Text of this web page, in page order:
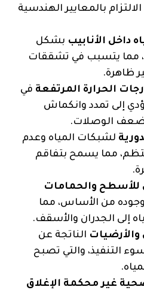
بالمعايير الهندسية
داخل الأنابيب بشكل
مما يتسبب في تشققات
ظاهرة.
الحرارة المرتفعة في
إلى تمدد وانكماش
ضعف الوصلات.
لشبكات المياه وعدم
مما يسمح بتفاقم
للأسطح والحمامات
من الأساس، مما
إلى الجدران والأسقف.
الناتجة عن
التنفيذ، والتي تصبح
غير محكمة الإغلاق